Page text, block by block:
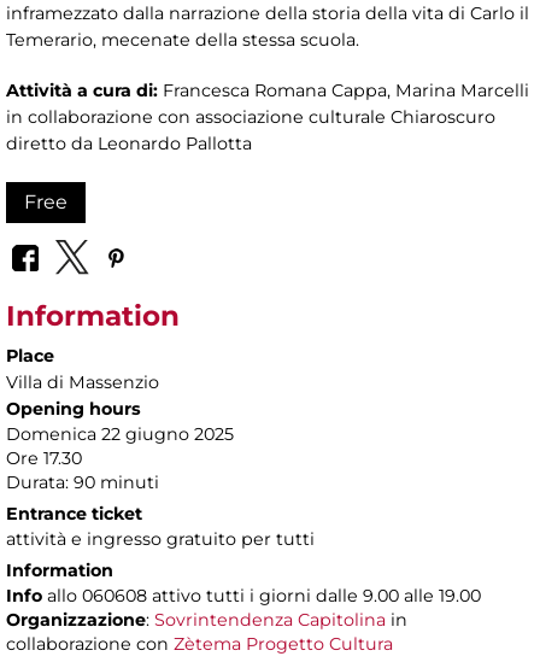
inframezzato dalla narrazione della storia della vita di Carlo il
Temerario, mecenate della stessa scuola.
Attività a cura di: Francesca Romana Cappa, Marina Marcelli
in collaborazione con associazione culturale Chiaroscuro
diretto da Leonardo Pallotta
Free
Information
Place
Villa di Massenzio
Opening hours
Domenica 22 giugno 2025
Ore 17.30
Durata: 90 minuti
Entrance ticket
attività e ingresso gratuito per tutti
Information
Info allo 060608 attivo tutti i giorni dalle 9.00 alle 19.00
Organizzazione: Sovrintendenza Capitolina in
collaborazione con Zètema Progetto Cultura